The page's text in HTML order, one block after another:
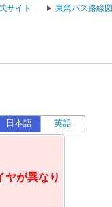
サイト 東急バス路線図
日本語 英語
ヤが異なり